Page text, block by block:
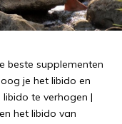
beste supplementen
je het libido en
te verhogen |
het libido van